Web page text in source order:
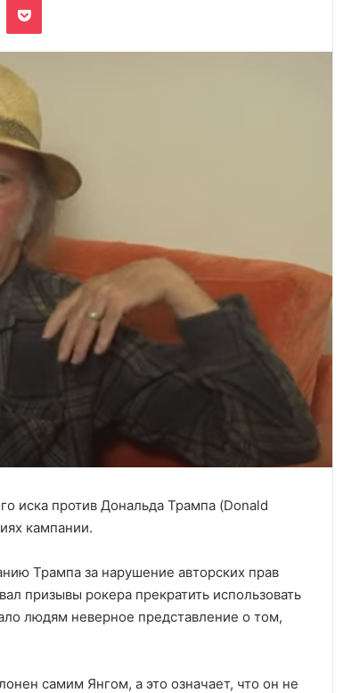
иска против Дональда Трампа (Donald
кампании.
Трампа за нарушение авторских прав
призывы рокера прекратить использовать
людям неверное представление о том,
самим Янгом, а это означает, что он не